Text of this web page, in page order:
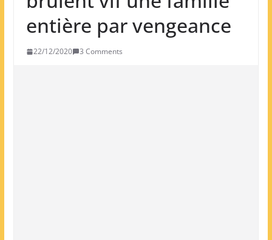
entière par vengeance
22/12/2020 3 Comments